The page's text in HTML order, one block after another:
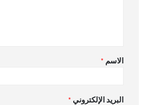
الاسم *
البريد الإلكتروني *